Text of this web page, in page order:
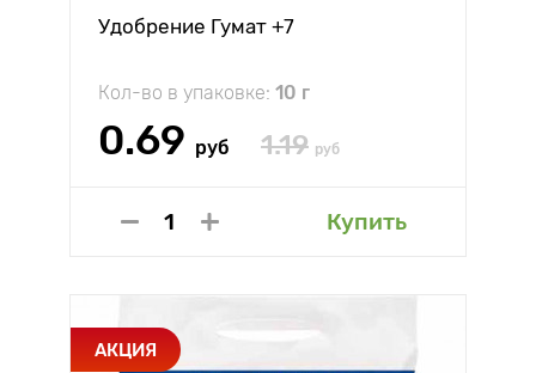
Удобрение Гумат +7
Кол-во в упаковке: 10 г
0.69 руб 1.19 руб
Купить
АКЦИЯ